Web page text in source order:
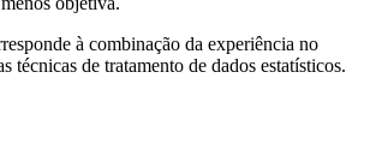
à combinação da experiência no
técnicas de tratamento de dados estatísticos.